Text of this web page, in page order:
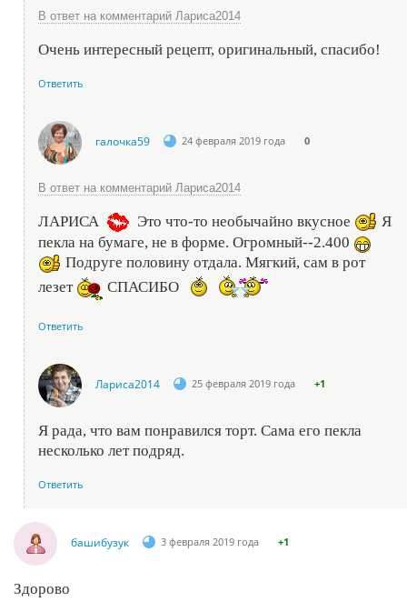
В ответ на комментарий Лариса2014
Очень интересный рецепт, оригинальный, спасибо!
Ответить
галочка59 24 февраля 2019 года 0
В ответ на комментарий Лариса2014
ЛАРИСА Это что-то необычайно вкусное
Я
пекла на бумаге, не в форме. Огромный--2.400
Подруге половину отдала. Мягкий, сам в рот
лезет
СПАСИБО
Ответить
Лариса2014 25 февраля 2019 года +1
Я рада, что вам понравился торт. Сама его пекла
несколько лет подряд.
Ответить
башибузук 3 февраля 2019 года +1
Здорово